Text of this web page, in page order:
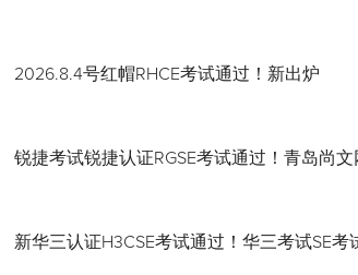
2026.8.4号红帽RHCE考试通过！新出炉
锐捷考试锐捷认证RGSE考试通过！青岛尚文
新华三认证H3CSE考试通过！华三考试SE考